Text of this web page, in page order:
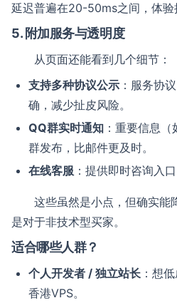
延迟普遍在20-50ms之间，体验
5. 附加服务与透明度
从页面还能看到几个细节：
支持多种协议公示 ：服务协
确，减少扯皮风险。
QQ群实时通知 ：重要信息
群发布，比邮件更及时。
在线客服 ：提供即时咨询入口
这些虽然是小点，但确实能
是对于非技术型买家。
适合哪些人群？
个人开发者 / 独立站长 ：想
香港VPS。